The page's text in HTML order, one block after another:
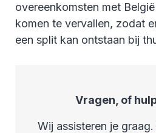
overeenkomsten met
komen te vervallen, zodat
een split kan ontstaan bij
Vragen, of
Wij assisteren je graag.